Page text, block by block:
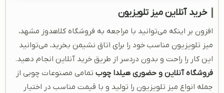
خرید آنلاین میز تلویزیون
افزون بر اینکه می‌توانید با مراجعه به فروشگاه کلاهدوز مشهد،
میز تلویزیون مناسب خود را برای اتاق نشیمن بخرید، می‌توانید
این کار را راحت و بدون دردسر از طریق خرید آنلاین انجام دهید.
فروشگاه آنلاین و حضوری هیلدا چوب تمامی مصنوعات چوبی از
جمله انواع میز تلویزیون را تولید و با قیمت مناسب در اختیار